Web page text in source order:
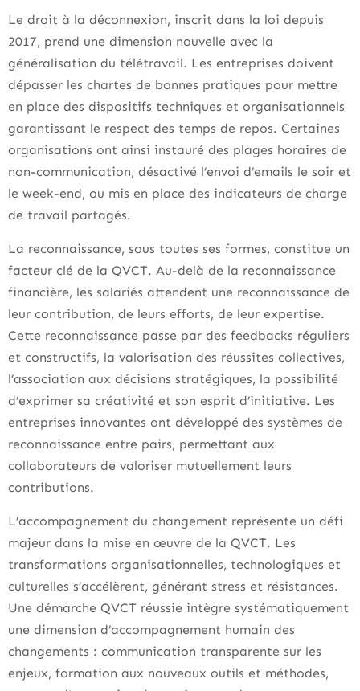
Le droit à la déconnexion, inscrit dans la loi depuis
2017, prend une dimension nouvelle avec la
généralisation du télétravail. Les entreprises doivent
dépasser les chartes de bonnes pratiques pour mettre
en place des dispositifs techniques et organisationnels
garantissant le respect des temps de repos. Certaines
organisations ont ainsi instauré des plages horaires de
non-communication, désactivé l’envoi d’emails le soir et
le week-end, ou mis en place des indicateurs de charge
de travail partagés.
La reconnaissance, sous toutes ses formes, constitue un
facteur clé de la QVCT. Au-delà de la reconnaissance
financière, les salariés attendent une reconnaissance de
leur contribution, de leurs efforts, de leur expertise.
Cette reconnaissance passe par des feedbacks réguliers
et constructifs, la valorisation des réussites collectives,
l’association aux décisions stratégiques, la possibilité
d’exprimer sa créativité et son esprit d’initiative. Les
entreprises innovantes ont développé des systèmes de
reconnaissance entre pairs, permettant aux
collaborateurs de valoriser mutuellement leurs
contributions.
L’accompagnement du changement représente un défi
majeur dans la mise en œuvre de la QVCT. Les
transformations organisationnelles, technologiques et
culturelles s’accélèrent, générant stress et résistances.
Une démarche QVCT réussie intègre systématiquement
une dimension d’accompagnement humain des
changements : communication transparente sur les
enjeux, formation aux nouveaux outils et méthodes,